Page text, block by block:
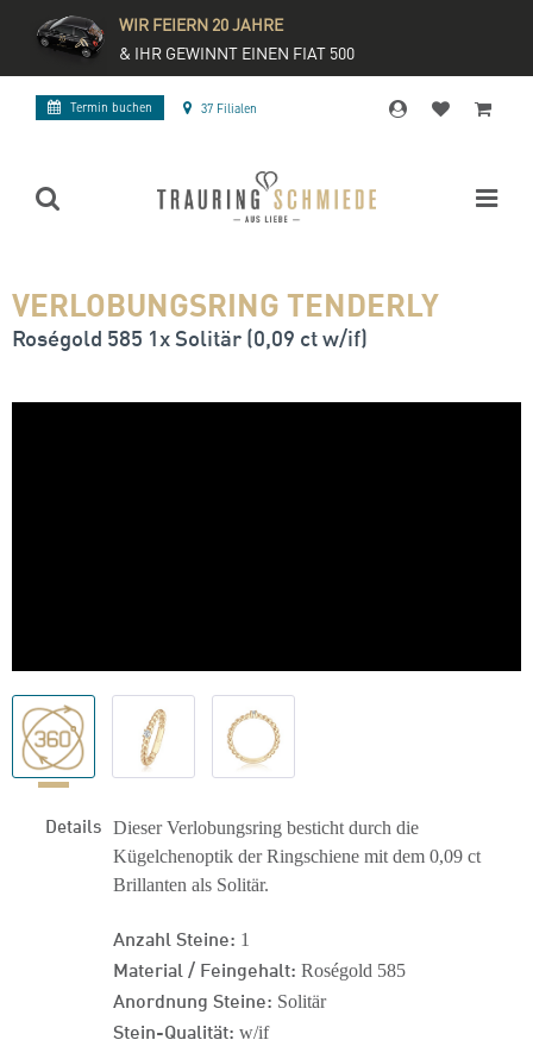
WIR FEIERN 20 JAHRE
& IHR GEWINNT EINEN FIAT 500
Termin buchen 37 Filialen
VERLOBUNGSRING TENDERLY
Roségold 585 1x Solitär (0,09 ct w/if)
Details Dieser Verlobungsring besticht durch die
Kügelchenoptik der Ringschiene mit dem 0,09 ct
Brillanten als Solitär.
Anzahl Steine: 1
Material / Feingehalt: Roségold 585
Anordnung Steine: Solitär
Stein-Qualität: w/if